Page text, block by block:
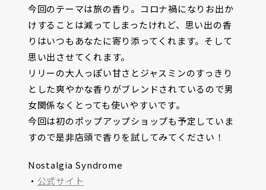
今回のテーマは旅の香り。コロナ禍になりお出か
けすることは減ってしまったけれど、思い出の香
りはいつもあなたに寄り添ってくれます。そして
思い出させてくれます。
リリーの大人っぽい甘さとジャスミンのすっきり
とした爽やかな香りがブレンドされているので男
女関係なくとっても使いやすいです。
今回は初のポップアップショップも予定していま
すので是非店頭で香りを試してみてください！
Nostalgia Syndrome
・ 公式サイト